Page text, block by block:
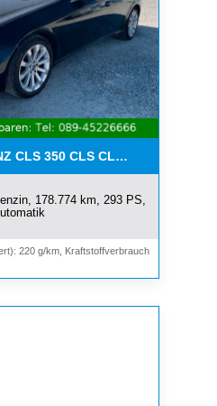
CLS 350 CLS CLS 350
178.774 km, 293 PS,
220 g/km, Kraftstoffverbrauch